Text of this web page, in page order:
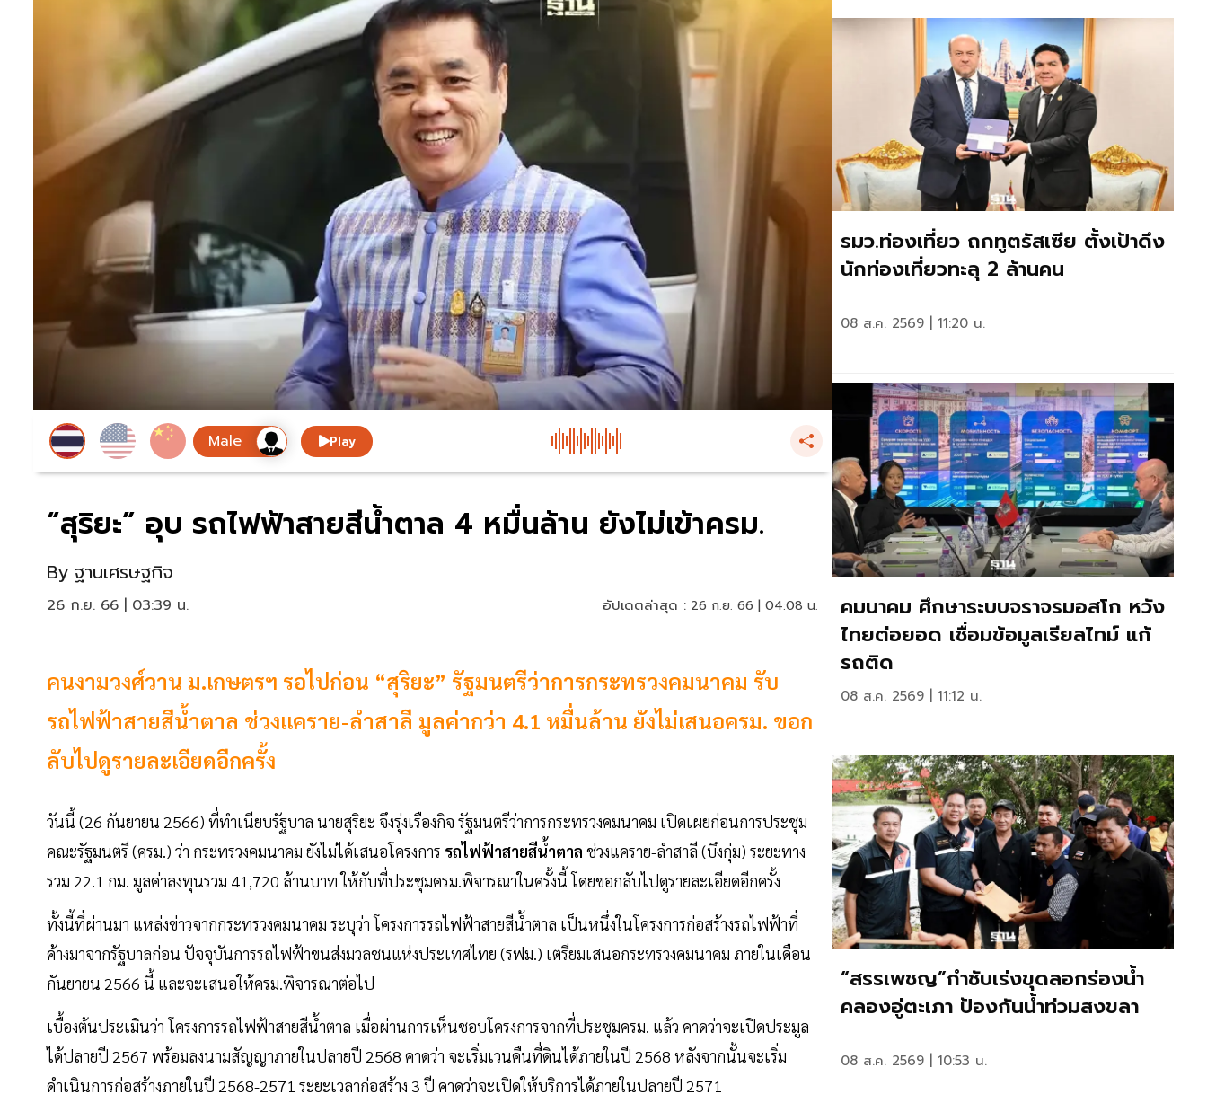
Play
“สุริยะ” อุบ รถไฟฟ้าสายสีน้ำตาล 4 หมื่นล้าน ยังไม่เข้าครม.
By ฐานเศรษฐกิจ
26 ก.ย. 66 | 03:39 น. อัปเดตล่าสุด : 26 ก.ย. 66 | 04:08 น.
คนงามวงศ์วาน ม.เกษตรฯ รอไปก่อน “สุริยะ” รัฐมนตรีว่าการกระทรวงคมนาคม รับ
รถไฟฟ้าสายสีน้ำตาล ช่วงแคราย-ลำสาลี มูลค่ากว่า 4.1 หมื่นล้าน ยังไม่เสนอครม. ขอก
ลับไปดูรายละเอียดอีกครั้ง
วันนี้ (26 กันยายน 2566) ที่ทำเนียบรัฐบาล นายสุริยะ จึงรุ่งเรืองกิจ รัฐมนตรีว่าการกระทรวงคมนาคม เปิดเผยก่อนการประชุม
คณะรัฐมนตรี (ครม.) ว่า กระทรวงคมนาคม ยังไม่ได้เสนอโครงการ รถไฟฟ้าสายสีน้ำตาล ช่วงแคราย-ลำสาลี (บึงกุ่ม) ระยะทาง
รวม 22.1 กม. มูลค่าลงทุนรวม 41,720 ล้านบาท ให้กับที่ประชุมครม.พิจารณาในครั้งนี้ โดยขอกลับไปดูรายละเอียดอีกครั้ง
ทั้งนี้ที่ผ่านมา แหล่งข่าวจากกระทรวงคมนาคม ระบุว่า โครงการรถไฟฟ้าสายสีน้ำตาล เป็นหนึ่งในโครงการก่อสร้างรถไฟฟ้าที่
ค้างมาจากรัฐบาลก่อน ปัจจุบันการรถไฟฟ้าขนส่งมวลชนแห่งประเทศไทย (รฟม.) เตรียมเสนอกระทรวงคมนาคม ภายในเดือน
กันยายน 2566 นี้ และจะเสนอให้ครม.พิจารณาต่อไป
เบื้องต้นประเมินว่า โครงการรถไฟฟ้าสายสีน้ำตาล เมื่อผ่านการเห็นชอบโครงการจากที่ประชุมครม. แล้ว คาดว่าจะเปิดประมูล
ได้ปลายปี 2567 พร้อมลงนามสัญญาภายในปลายปี 2568 คาดว่า จะเริ่มเวนคืนที่ดินได้ภายในปี 2568 หลังจากนั้นจะเริ่ม
ดำเนินการก่อสร้างภายในปี 2568-2571 ระยะเวลาก่อสร้าง 3 ปี คาดว่าจะเปิดให้บริการได้ภายในปลายปี 2571
รมว.ท่องเที่ยว ถกทูตรัสเซีย ตั้งเป้าดึง
นักท่องเที่ยวทะลุ 2 ล้านคน
08 ส.ค. 2569 | 11:20 น.
คมนาคม ศึกษาระบบจราจรมอสโก หวัง
ไทยต่อยอด เชื่อมข้อมูลเรียลไทม์ แก้
รถติด
08 ส.ค. 2569 | 11:12 น.
“สรรเพชญ”กำชับเร่งขุดลอกร่องน้ำ
คลองอู่ตะเภา ป้องกันน้ำท่วมสงขลา
08 ส.ค. 2569 | 10:53 น.